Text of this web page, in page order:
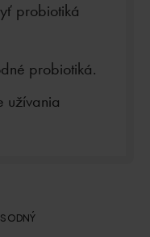
probiotiká
probiotiká.
užívania